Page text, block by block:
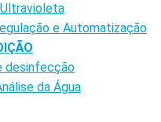
e Automatização
desinfecção
da Água